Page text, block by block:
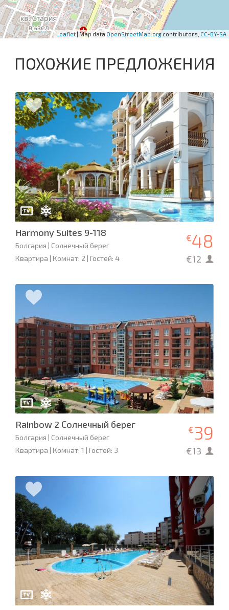
Leaflet | Map data OpenStreetMap.org contributors, CC-BY-SA
ПОХОЖИЕ ПРЕДЛОЖЕНИЯ
Harmony Suites 9-118
Болгария | Солнечный берег
Квартира | Комнат: 2 | Гостей: 4
€48
€12
Rainbow 2 Солнечный берег
Болгария | Солнечный берег
Квартира | Комнат: 1 | Гостей: 3
€39
€13